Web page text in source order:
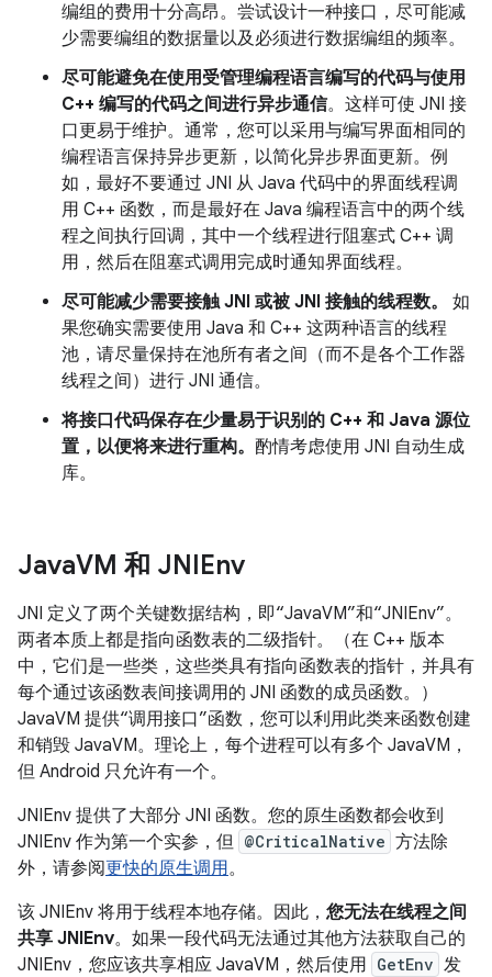
编组的费用十分高昂。尝试设计一种接口，尽可能减
少需要编组的数据量以及必须进行数据编组的频率。
尽可能避免在使用受管理编程语言编写的代码与使用
C++ 编写的代码之间进行异步通信。这样可使 JNI 接
口更易于维护。通常，您可以采用与编写界面相同的
编程语言保持异步更新，以简化异步界面更新。例
如，最好不要通过 JNI 从 Java 代码中的界面线程调
用 C++ 函数，而是最好在 Java 编程语言中的两个线
程之间执行回调，其中一个线程进行阻塞式 C++ 调
用，然后在阻塞式调用完成时通知界面线程。
尽可能减少需要接触 JNI 或被 JNI 接触的线程数。
如
果您确实需要使用 Java 和 C++ 这两种语言的线程
池，请尽量保持在池所有者之间（而不是各个工作器
线程之间）进行 JNI 通信。
将接口代码保存在少量易于识别的 C++ 和 Java 源位
置，以便将来进行重构。 酌情考虑使用 JNI 自动生成
库。
JavaVM 和 JNIEnv
JNI 定义了两个关键数据结构，即“JavaVM”和“JNIEnv”。
两者本质上都是指向函数表的二级指针。（在 C++ 版本
中，它们是一些类，这些类具有指向函数表的指针，并具有
每个通过该函数表间接调用的 JNI 函数的成员函数。）
JavaVM 提供“调用接口”函数，您可以利用此类来函数创建
和销毁 JavaVM。理论上，每个进程可以有多个 JavaVM，
但 Android 只允许有一个。
JNIEnv 提供了大部分 JNI 函数。您的原生函数都会收到
JNIEnv 作为第一个实参，但 @CriticalNative 方法除
外，请参阅更快的原生调用。
该 JNIEnv 将用于线程本地存储。因此， 您无法在线程之间
共享 JNIEnv。如果一段代码无法通过其他方法获取自己的
JNIEnv，您应该共享相应 JavaVM，然后使用 GetEnv 发